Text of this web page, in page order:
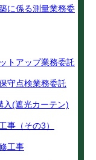
に係る測量業務委
トアップ業務委託
守点検業務委託
入(遮光カーテン)
事（その3）
工事